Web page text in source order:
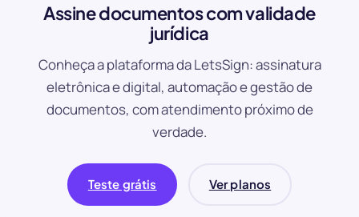
Assine documentos com validade
jurídica
Conheça a plataforma da LetsSign: assinatura
eletrônica e digital, automação e gestão de
documentos, com atendimento próximo de
verdade.
Teste grátis Ver planos